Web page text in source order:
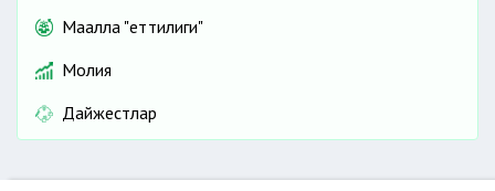
Маҳалла "еттилиги"
Молия
Дайжестлар